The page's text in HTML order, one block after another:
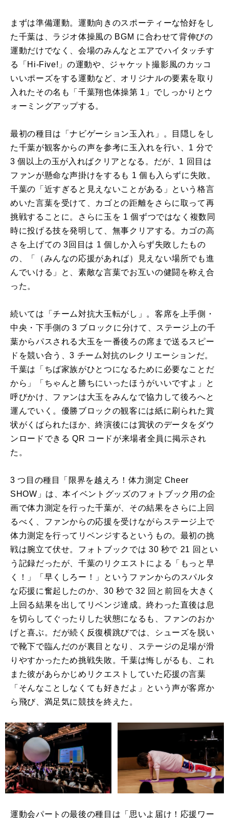
まずは準備運動。運動向きのスポーティーな恰好をし
た千葉は、ラジオ体操風の BGM に合わせて背伸びの
運動だけでなく、会場のみんなとエアでハイタッチす
る「Hi-Five!」の運動や、ジャケット撮影風のカッコ
いいポーズをする運動など、オリジナルの要素を取り
入れたその名も「千葉翔也体操第 1」でしっかりとウ
ォーミングアップする。
最初の種目は「ナビゲーション玉入れ」。目隠しをし
た千葉が観客からの声を参考に玉入れを行い、1 分で
3 個以上の玉が入ればクリアとなる。だが、1 回目は
ファンが懸命な声掛けをするも 1 個も入らずに失敗。
千葉の「近すぎると見えないことがある」という格言
めいた言葉を受けて、カゴとの距離をさらに取って再
挑戦することに。さらに玉を 1 個ずつではなく複数同
時に投げる技を発明して、無事クリアする。カゴの高
さを上げての 3回目は 1 個しか入らず失敗したもの
の、「（みんなの応援があれば）見えない場所でも進
んでいける」と、素敵な言葉でお互いの健闘を称え合
った。
続いては「チーム対抗大玉転がし」。客席を上手側・
中央・下手側の 3 ブロックに分けて、ステージ上の千
葉からパスされる大玉を一番後ろの席まで送るスピー
ドを競い合う、3 チーム対抗のレクリエーションだ。
千葉は「ちば家族がひとつになるために必要なことだ
から」「ちゃんと勝ちにいったほうがいいですよ」と
呼びかけ、ファンは大玉をみんなで協力して後ろへと
運んでいく。優勝ブロックの観客には紙に刷られた賞
状がくばられたほか、終演後には賞状のデータをダウ
ンロードできる QR コードが来場者全員に掲示され
た。
3 つ目の種目「限界を越えろ！体力測定 Cheer
SHOW」は、本イベントグッズのフォトブック用の企
画で体力測定を行った千葉が、その結果をさらに上回
るべく、ファンからの応援を受けながらステージ上で
体力測定を行ってリベンジするというもの。最初の挑
戦は腕立て伏せ。フォトブックでは 30 秒で 21 回とい
う記録だったが、千葉のリクエストによる「もっと早
く！」「早くしろー！」というファンからのスパルタ
な応援に奮起したのか、30 秒で 32 回と前回を大きく
上回る結果を出してリベンジ達成。終わった直後は息
を切らしてぐったりした状態になるも、ファンのおか
げと喜ぶ。だが続く反復横跳びでは、シューズを脱い
で靴下で臨んだのが裏目となり、ステージの足場が滑
りやすかったため挑戦失敗。千葉は悔しがるも、これ
また彼があらかじめリクエストしていた応援の言葉
「そんなことしなくても好きだよ」という声が客席か
ら飛び、満足気に競技を終えた。
運動会パートの最後の種目は「思いよ届け！応援ワー